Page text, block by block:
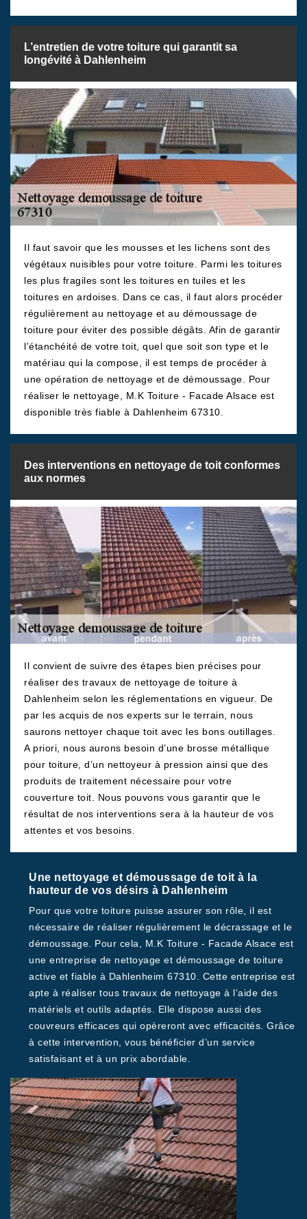
L’entretien de votre toiture qui garantit sa
longévité à Dahlenheim
Il faut savoir que les mousses et les lichens sont des
végétaux nuisibles pour votre toiture. Parmi les toitures
les plus fragiles sont les toitures en tuiles et les
toitures en ardoises. Dans ce cas, il faut alors procéder
régulièrement au nettoyage et au démoussage de
toiture pour éviter des possible dégâts. Afin de garantir
l’étanchéité de votre toit, quel que soit son type et le
matériau qui la compose, il est temps de procéder à
une opération de nettoyage et de démoussage. Pour
réaliser le nettoyage, M.K Toiture - Facade Alsace est
disponible très fiable à Dahlenheim 67310.
Des interventions en nettoyage de toit conformes
aux normes
Il convient de suivre des étapes bien précises pour
réaliser des travaux de nettoyage de toiture à
Dahlenheim selon les réglementations en vigueur. De
par les acquis de nos experts sur le terrain, nous
saurons nettoyer chaque toit avec les bons outillages.
A priori, nous aurons besoin d’une brosse métallique
pour toiture, d’un nettoyeur à pression ainsi que des
produits de traitement nécessaire pour votre
couverture toit. Nous pouvons vous garantir que le
résultat de nos interventions sera à la hauteur de vos
attentes et vos besoins.
Une nettoyage et démoussage de toit à la
hauteur de vos désirs à Dahlenheim
Pour que votre toiture puisse assurer son rôle, il est
nécessaire de réaliser régulièrement le décrassage et le
démoussage. Pour cela, M.K Toiture - Facade Alsace est
une entreprise de nettoyage et démoussage de toiture
active et fiable à Dahlenheim 67310. Cette entreprise est
apte à réaliser tous travaux de nettoyage à l’aide des
matériels et outils adaptés. Elle dispose aussi des
couvreurs efficaces qui opèreront avec efficacités. Grâce
à cette intervention, vous bénéficier d’un service
satisfaisant et à un prix abordable.